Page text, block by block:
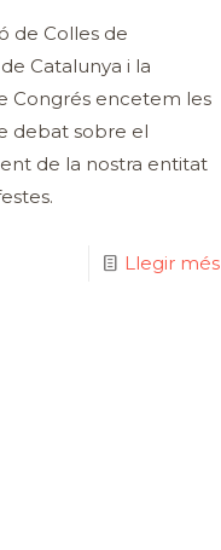
de Colles de
Catalunya i la
Congrés encetem les
debat sobre el
de la nostra entitat
Llegir més